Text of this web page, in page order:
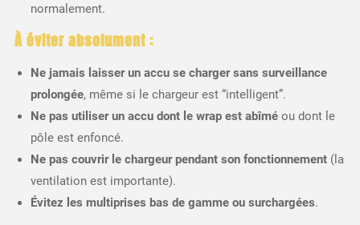
normalement.
À éviter absolument :
Ne jamais laisser un accu se charger sans surveillance
prolongée, même si le chargeur est “intelligent”.
Ne pas utiliser un accu dont le wrap est abîméou dont le
pôle est enfoncé.
Ne pas couvrir le chargeur pendant son fonctionnement(la
ventilation est importante).
Évitez les multiprises bas de gamme ou surchargées.